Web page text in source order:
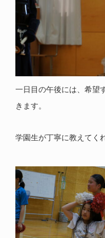
一日目の午後には、希望
きます。
学園生が丁寧に教えてく